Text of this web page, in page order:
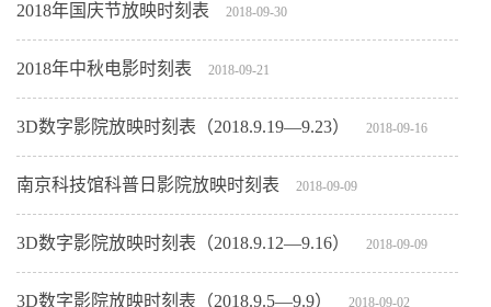
2018年国庆节放映时刻表 2018-09-30
2018年中秋电影时刻表 2018-09-21
3D数字影院放映时刻表（2018.9.19—9.23） 2018-09-16
南京科技馆科普日影院放映时刻表 2018-09-09
3D数字影院放映时刻表（2018.9.12—9.16） 2018-09-09
3D数字影院放映时刻表（2018.9.5—9.9） 2018-09-02